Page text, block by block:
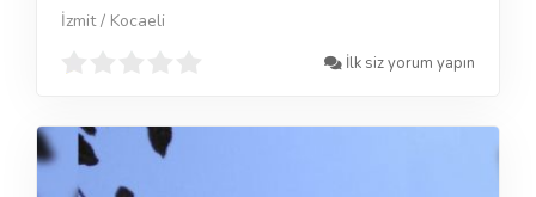
İzmit / Kocaeli
İlk siz yorum yapın